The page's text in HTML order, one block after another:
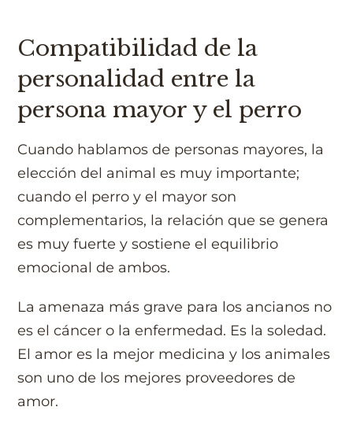
Compatibilidad de la
personalidad entre la
persona mayor y el perro
Cuando hablamos de personas mayores, la
elección del animal es muy importante;
cuando el perro y el mayor son
complementarios, la relación que se genera
es muy fuerte y sostiene el equilibrio
emocional de ambos.
La amenaza más grave para los ancianos no
es el cáncer o la enfermedad. Es la soledad.
El amor es la mejor medicina y los animales
son uno de los mejores proveedores de
amor.